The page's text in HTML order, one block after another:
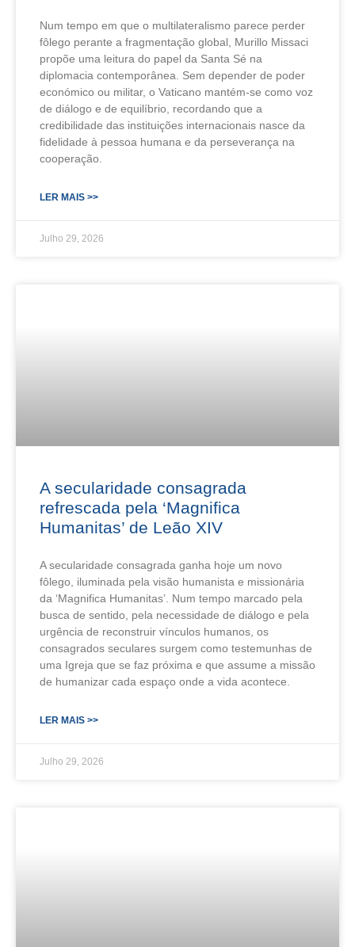
Num tempo em que o multilateralismo parece perder
fôlego perante a fragmentação global, Murillo Missaci
propõe uma leitura do papel da Santa Sé na
diplomacia contemporânea. Sem depender de poder
económico ou militar, o Vaticano mantém-se como voz
de diálogo e de equilíbrio, recordando que a
credibilidade das instituições internacionais nasce da
fidelidade à pessoa humana e da perseverança na
cooperação.
LER MAIS >>
Julho 29, 2026
A secularidade consagrada
refrescada pela ‘Magnifica
Humanitas’ de Leão XIV
A secularidade consagrada ganha hoje um novo
fôlego, iluminada pela visão humanista e missionária
da ‘Magnifica Humanitas’. Num tempo marcado pela
busca de sentido, pela necessidade de diálogo e pela
urgência de reconstruir vínculos humanos, os
consagrados seculares surgem como testemunhas de
uma Igreja que se faz próxima e que assume a missão
de humanizar cada espaço onde a vida acontece.
LER MAIS >>
Julho 29, 2026